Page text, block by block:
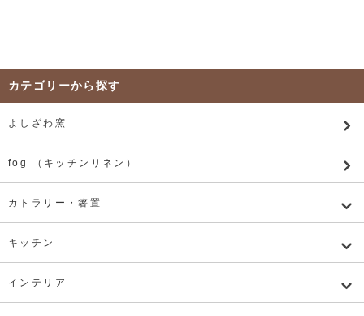
カテゴリーから探す
よしざわ窯
fog （キッチンリネン）
カトラリー・箸置
キッチン
インテリア